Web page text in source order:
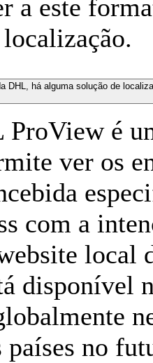
a este
DHL, há alguma solução de
é
ver os
com a
local
disponível
países no